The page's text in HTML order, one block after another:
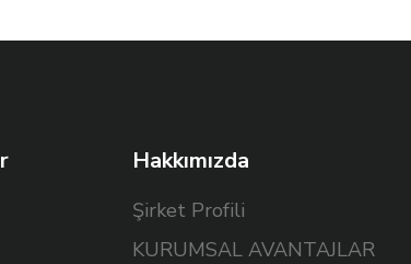
Hakkımızda
Şirket Profili
KURUMSAL AVANTAJLAR